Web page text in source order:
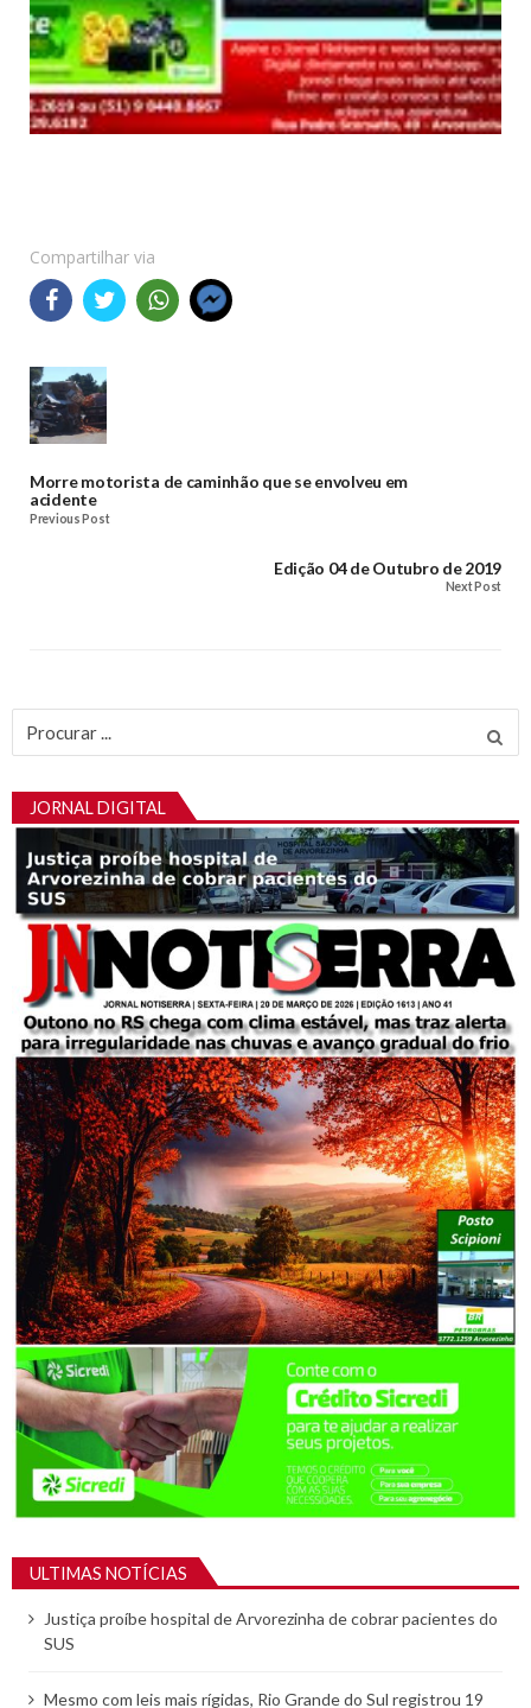
Compartilhar via
Morre motorista de caminhão que se envolveu em
acidente
Previous Post
Edição 04 de Outubro de 2019
Next Post
JORNAL DIGITAL
ULTIMAS NOTÍCIAS
Justiça proíbe hospital de Arvorezinha de cobrar pacientes do
SUS
Mesmo com leis mais rígidas, Rio Grande do Sul registrou 19